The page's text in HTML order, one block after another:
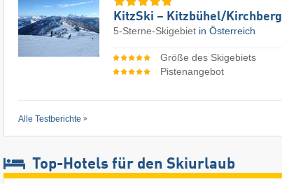
KitzSki – Kitzbühel/​Kirchberg
5-Sterne-Skigebiet in Österreich
Größe des Skigebiets
Pistenangebot
Alle Testberichte
Top-Hotels für den Skiurlaub